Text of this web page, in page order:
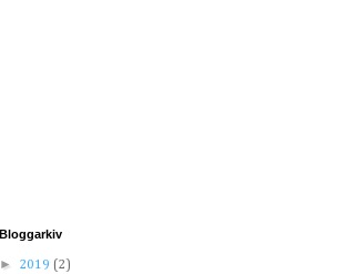
Bloggarkiv
► 2019 (2)